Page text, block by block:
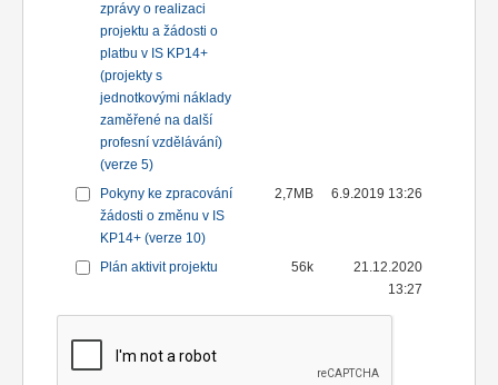
zprávy o realizaci
projektu a žádosti o
platbu v IS KP14+
(projekty s
jednotkovými náklady
zaměřené na další
profesní vzdělávání)
(verze 5)
Pokyny ke zpracování
žádosti o změnu v IS
KP14+ (verze 10)
2,7MB 6.9.2019 13:26
Plán aktivit projektu 56k
21.12.2020
13:27